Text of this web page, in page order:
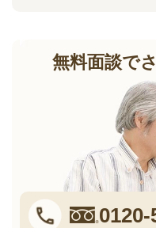
無料面談で